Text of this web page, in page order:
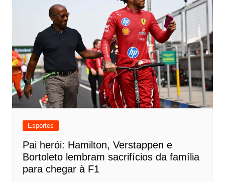
Esportes
Pai herói: Hamilton, Verstappen e
Bortoleto lembram sacrifícios da família
para chegar à F1